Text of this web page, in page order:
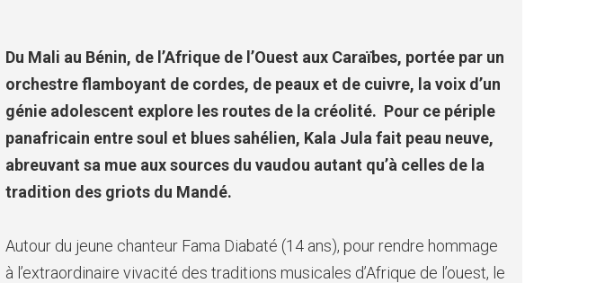
Du Mali au Bénin, de l’Afrique de l’Ouest aux Caraïbes, portée par un
orchestre flamboyant de cordes, de peaux et de cuivre, la voix d’un
génie adolescent explore les routes de la créolité. Pour ce périple
panafricain entre soul et blues sahélien, Kala Jula fait peau neuve,
abreuvant sa mue aux sources du vaudou autant qu’à celles de la
tradition des griots du Mandé.
Autour du jeune chanteur Fama Diabaté (14 ans), pour rendre hommage
à l’extraordinaire vivacité des traditions musicales d’Afrique de l’ouest, le